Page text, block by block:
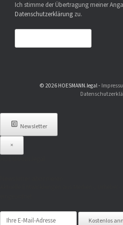
Ich stimme der Übertragung meiner
Datenschutzerklärung zu.
© 2026 HOESMANN.legal -
Newsletter
×
Kostenlos